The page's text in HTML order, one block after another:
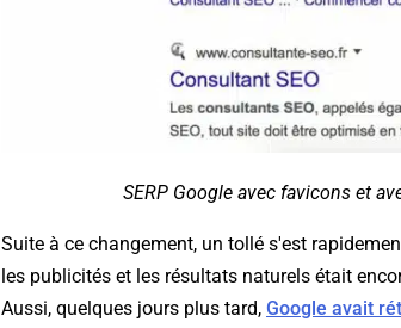
SERP Google avec favicons et
Suite à ce changement, un tollé s'est
les publicités et les résultats naturels était
Aussi, quelques jours plus tard, Google avait